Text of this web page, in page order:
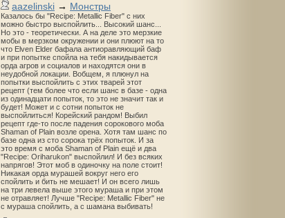
aazelinski → Монстры
Казалось бы "Recipe: Metallic Fiber" с них
можно быстро выспойлить... Высокий шанс...
Но это - теоретически. А на деле это мерзкие
мобы в мерзком окружении и они плюют на то
что Elven Elder бафала антиоравляющий баф
и при попытке спойла на тебя накидывается
орда агров и социалов и находятся они в
неудобной локации. Вобщем, я плюнул на
попытки выспойлить с этих тварей этот
рецепт (тем более что если шанс в базе - одна
из одинадцати попыток, то это не значит так и
будет! Может и с сотни попыток не
выспойлиться! Корейский рандом! Выбил
рецепт где-то после падения сорокового моба
Shaman of Plain возле орена. Хотя там шанс по
базе одна из сто сорока трёх попыток. И за
это время с моба Shaman of Plain ещё и два
"Recipe: Oriharukon" выспойлил! И без всяких
напрягов! Этот моб в одиночку на поле стоит!
Никакая орда мурашей вокруг него его
спойлить и бить не мешает! И он всего лишь
на три левела выше этого мураша и при этом
не отравляет! Лучше "Recipe: Metallic Fiber" не
с мураша спойлить, а с шамана выбивать!